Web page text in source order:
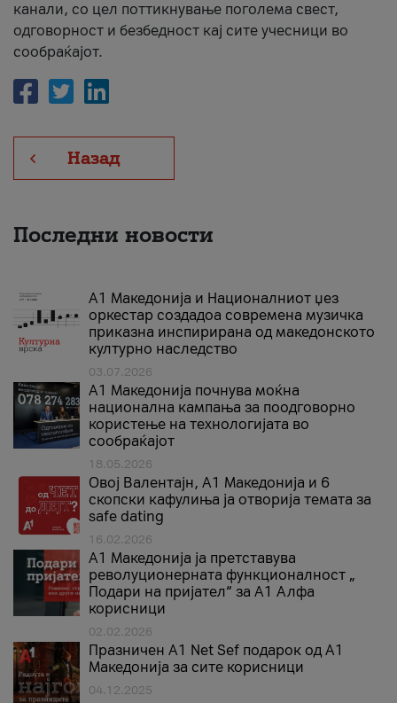
канали, со цел поттикнување поголема свест,
одговорност и безбедност кај сите учесници во
сообраќајот.
Назад
Последни новости
А1 Македонија и Националниот џез
оркестар создадоа современа музичка
приказна инспирирана од македонското
културно наследство
03.07.2026
A1 Македонија почнува моќна
национална кампања за поодговорно
користење на технологијата во
сообраќајот
18.05.2026
Овој Валентајн, A1 Македонија и 6
скопски кафулиња ја отворија темата за
safe dating
16.02.2026
А1 Македонија ја претставува
револуционерната функционалност „
Подари на пријател“ за А1 Алфа
корисници
02.02.2026
Празничен A1 Net Sеf подарок од А1
Македонија за сите корисници
04.12.2025